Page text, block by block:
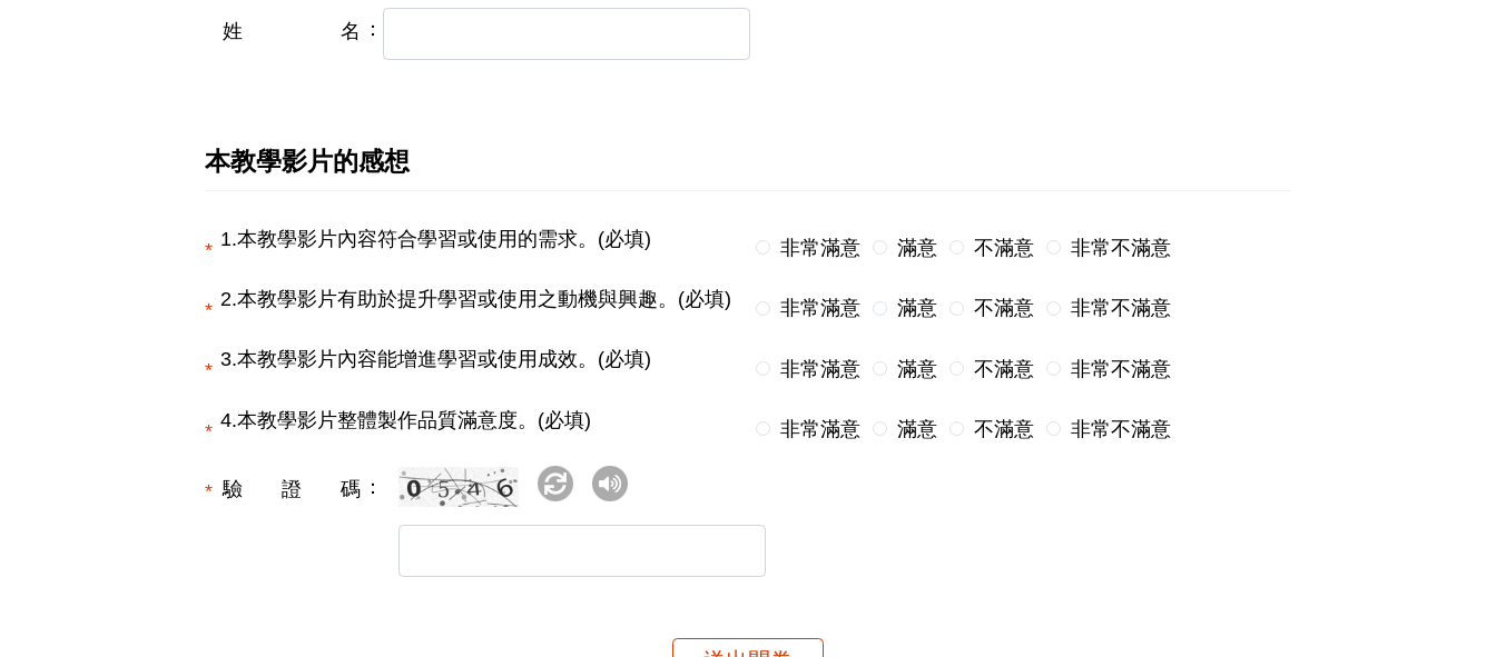
姓名
本教學影片的感想
1.本教學影片內容符合學習或使用的需求。(必填) 非常滿意 滿意 不滿意 非常不滿意
2.本教學影片有助於提升學習或使用之動機與興趣。(必填) 非常滿意 滿意 不滿意 非常不滿意
3.本教學影片內容能增進學習或使用成效。(必填) 非常滿意 滿意 不滿意 非常不滿意
4.本教學影片整體製作品質滿意度。(必填) 非常滿意 滿意 不滿意 非常不滿意
驗證碼